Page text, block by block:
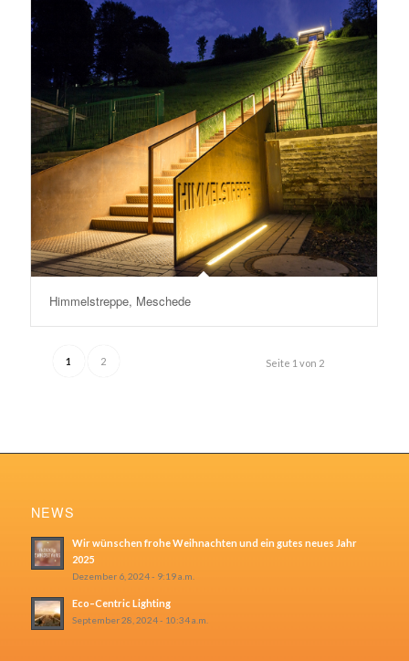
Himmelstreppe, Meschede
Seite 1 von 2
1 2
NEWS
Wir wünschen frohe Weihnachten und ein gutes neues Jahr
2025
Dezember 6, 2024 - 9:19 a.m.
Eco–Centric Lighting
September 28, 2024 - 10:34 a.m.